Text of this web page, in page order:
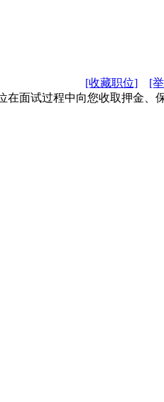
[收藏职位] [
面试过程中向您收取押金